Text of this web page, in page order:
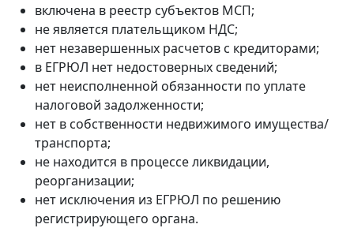
включена в реестр субъектов МСП;
не является плательщиком НДС;
нет незавершенных расчетов с кредиторами;
в ЕГРЮЛ нет недостоверных сведений;
нет неисполненной обязанности по уплате
налоговой задолженности;
нет в собственности недвижимого имущества/
транспорта;
не находится в процессе ликвидации,
реорганизации;
нет исключения из ЕГРЮЛ по решению
регистрирующего органа.